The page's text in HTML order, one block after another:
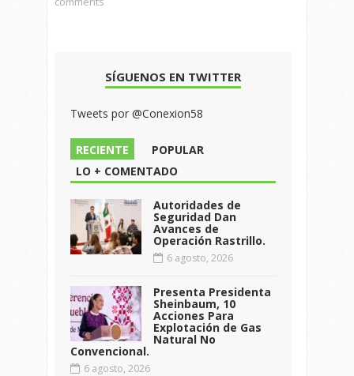
SÍGUENOS EN TWITTER
Tweets por @Conexion58
RECIENTE
POPULAR
LO + COMENTADO
Autoridades de
Seguridad Dan
Avances de
Operación Rastrillo.
6 agosto, 2026
Presenta Presidenta
Sheinbaum, 10
Acciones Para
Explotación de Gas
Natural No
Convencional.
6 agosto, 2026